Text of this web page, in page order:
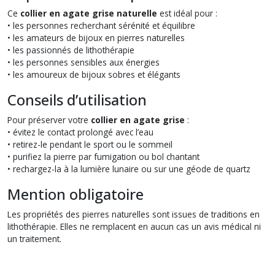
Ce collier en agate grise naturelle est idéal pour :
• les personnes recherchant sérénité et équilibre
• les amateurs de bijoux en pierres naturelles
• les passionnés de lithothérapie
• les personnes sensibles aux énergies
• les amoureux de bijoux sobres et élégants
Conseils d’utilisation
Pour préserver votre collier en agate grise :
• évitez le contact prolongé avec l’eau
• retirez-le pendant le sport ou le sommeil
• purifiez la pierre par fumigation ou bol chantant
• rechargez-la à la lumière lunaire ou sur une géode de quartz
Mention obligatoire
Les propriétés des pierres naturelles sont issues de traditions en
lithothérapie. Elles ne remplacent en aucun cas un avis médical ni
un traitement.